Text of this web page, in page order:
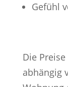
Gefühl
Die
abhängig